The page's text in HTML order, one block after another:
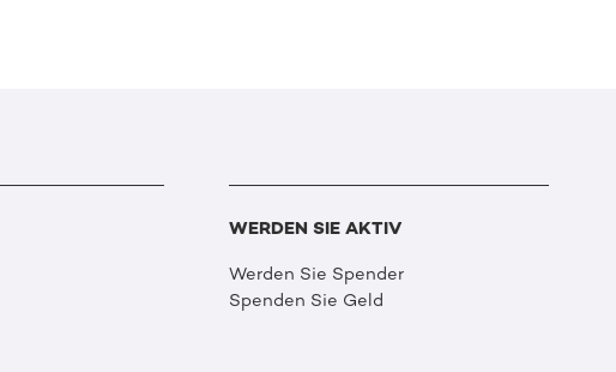
WERDEN SIE AKTIV
Werden Sie Spender
Spenden Sie Geld